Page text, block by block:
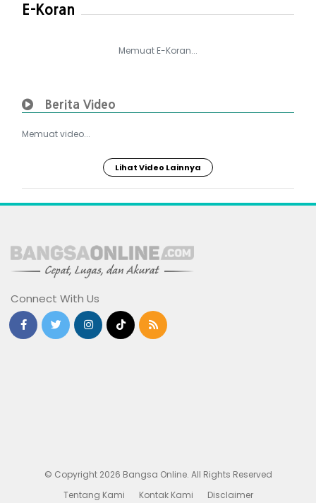
E-Koran
Memuat E-Koran...
Berita Video
Memuat video...
Lihat Video Lainnya
Connect With Us
© Copyright 2026 Bangsa Online. All Rights Reserved
Tentang Kami
Kontak Kami Disclaimer